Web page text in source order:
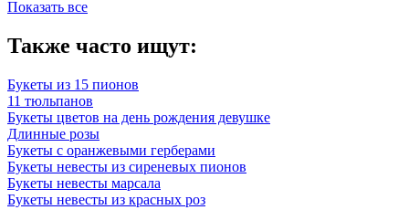
Показать все
Также часто ищут:
Букеты из 15 пионов
11 тюльпанов
Букеты цветов на день рождения девушке
Длинные розы
Букеты с оранжевыми герберами
Букеты невесты из сиреневых пионов
Букеты невесты марсала
Букеты невесты из красных роз